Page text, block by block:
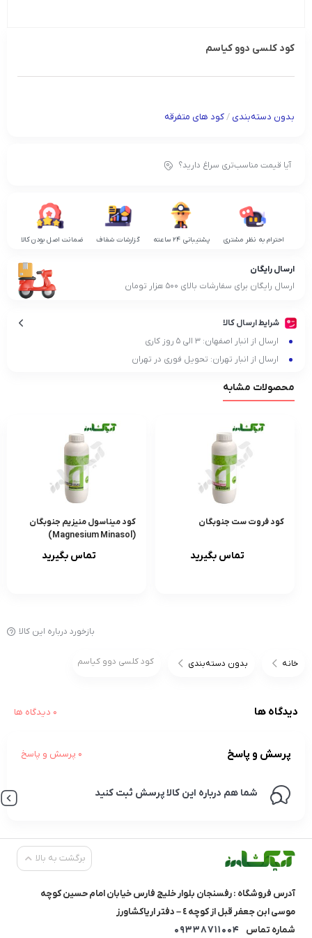
کود کلسی دوو کیاسم
بدون دسته‌بندی /کود های متفرقه
آیا قیمت مناسب‌تری سراغ دارید؟
احترام به نظر مشتری پشتیبانی 24 ساعته گزارشات شفاف ضمانت اصل بودن کالا
ارسال رایگان
ارسال رایگان برای سفارشات بالای 500 هزار تومان
شرایط ارسال کالا
ارسال از انبار اصفهان: ۳ الی ۵ روز کاری
ارسال از انبار تهران: تحویل فوری در تهران
محصولات مشابه
کود فروت ست جنوبگان
تماس بگیرید
کود میناسول منیزیم جنوبگان
(Magnesium Minasol)
تماس بگیرید
بازخورد درباره این کالا
خانه بدون دسته‌بندی کود کلسی دوو کیاسم
دیدگاه ها 0 دیدگاه ها
پرسش و پاسخ 0 پرسش و پاسخ
شما هم درباره این کالا پرسش ثبت کنید
برگشت به بالا
آدرس فروشگاه : رفسنجان بلوار خليج فارس خيابان امام حسين كوچه
موسی ابن جعفر قبل از كوچه ٤ – دفتر ارياكشاورز
شماره تماس
09338711004